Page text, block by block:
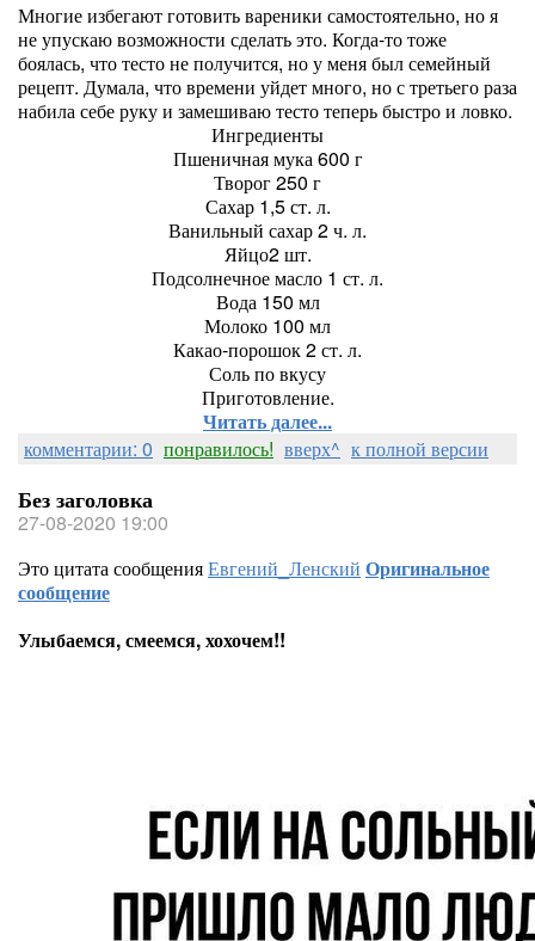
Многие избегают готовить вареники самостоятельно, но я
не упускаю возможности сделать это. Когда-то тоже
боялась, что тесто не получится, но у меня был семейный
рецепт. Думала, что времени уйдет много, но с третьего раза
набила себе руку и замешиваю тесто теперь быстро и ловко.
Ингредиенты
Пшеничная мука 600 г
Творог 250 г
Сахар 1,5 ст. л.
Ванильный сахар 2 ч. л.
Яйцо2 шт.
Подсолнечное масло 1 ст. л.
Вода 150 мл
Молоко 100 мл
Какао-порошок 2 ст. л.
Соль по вкусу
Приготовление.
Читать далее...
комментарии: 0 понравилось! вверх^ к полной версии
Без заголовка
27-08-2020 19:00
Это цитата сообщенияЕвгений_Ленский Оригинальное
сообщение
Улыбаемся, смеемся, хохочем!!